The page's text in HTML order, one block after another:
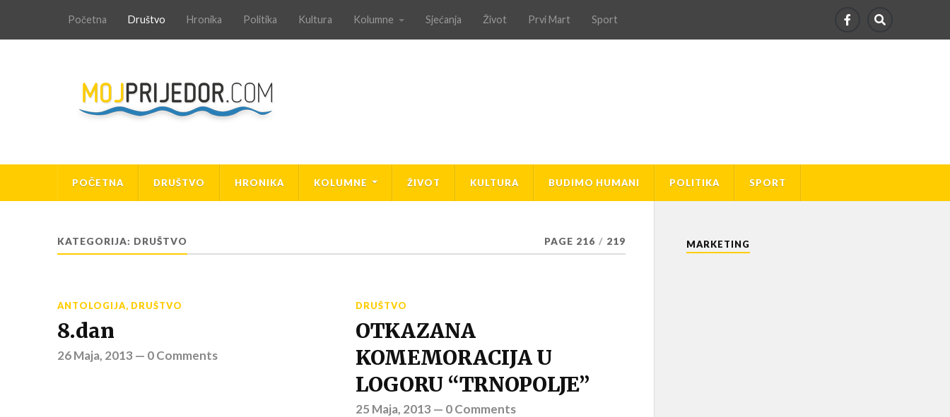
Početna Društvo Hronika Politika Kultura Kolumne Sjećanja Život Prvi Mart Sport
POČETNA DRUŠTVO HRONIKA KOLUMNE ŽIVOT KULTURA BUDIMO HUMANI POLITIKA SPORT
KATEGORIJA: DRUŠTVO PAGE 216 / 219
ANTOLOGIJA, DRUŠTVO
8.dan
26 Maja, 2013 — 0 Comments
DRUŠTVO
OTKAZANA
KOMEMORACIJA U
LOGORU “TRNOPOLJE”
25 Maja, 2013 — 0 Comments
MARKETING